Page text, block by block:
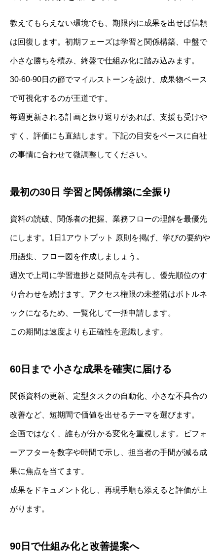
教えてもらえない環境でも、期限内に成果を出せば信頼
は回復します。初期フェーズは学習と関係構築、中盤で
小さな勝ちを積み、終盤で仕組み化に踏み込みます。
30-60-90日の節でマイルストーンを設け、成果物ベース
で可視化するのが王道です。
毎週更新される計画と振り返りがあれば、支援も受けや
すく、評価にも直結します。下記の目安をベースに自社
の事情に合わせて微調整してください。
最初の30日 学習と関係構築に全振り
資料の読破、関係者の把握、業務フローの理解を最優先
にします。1日1アウトプット 原則を掲げ、学びの要約や
用語集、フロー図を作成しましょう。
週次で上司に学習進捗と疑問点を共有し、優先順位のす
り合わせを続けます。アクセス権限の未整備はボトルネ
ックになるため、一覧化して一括申請します。
この期間は速度よりも正確性を意識します。
60日まで 小さな成果を確実に届ける
関係資料の更新、定型タスクの自動化、小さな不具合の
改善など、短期間で価値を出せるテーマを選びます。
企画ではなく、誰もが分かる変化を重視します。ビフォ
ーアフターを数字や時間で示し、担当者の手間が減る成
果に焦点を当てます。
成果をドキュメント化し、再現手順も添えると評価が上
がります。
90日で仕組み化と改善提案へ